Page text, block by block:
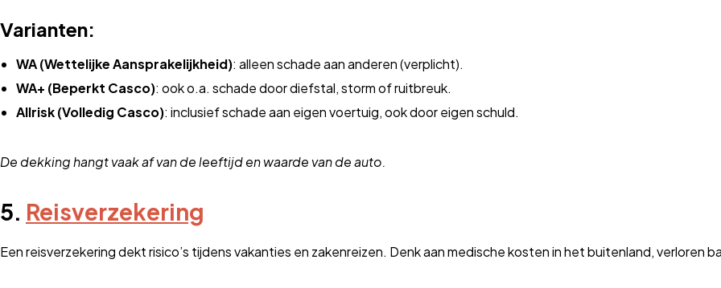
Varianten:
WA (Wettelijke Aansprakelijkheid): alleen schade aan anderen (verplicht).
WA+ (Beperkt Casco): ook o.a. schade door diefstal, storm of ruitbreuk.
Allrisk (Volledig Casco): inclusief schade aan eigen voertuig, ook door eigen schuld.
De dekking hangt vaak af van de leeftijd en waarde van de auto.
5. Reisverzekering
Een reisverzekering dekt risico’s tijdens vakanties en zakenreizen. Denk aan medische kosten in het buitenland, verloren